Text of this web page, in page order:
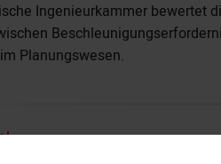
Ingenieurkammer bewertet
Planungswesen.